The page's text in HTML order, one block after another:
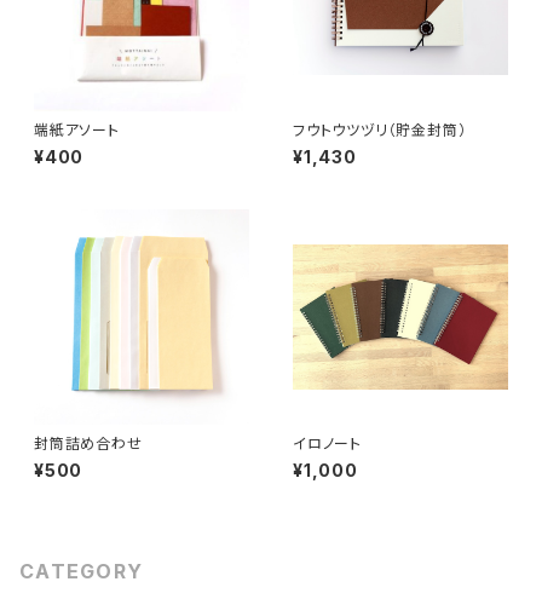
端紙アソート
¥400
フウトウツヅリ（貯金封筒）
¥1,430
封筒詰め合わせ
¥500
イロノート
¥1,000
CATEGORY